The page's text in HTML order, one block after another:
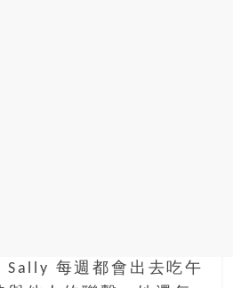
Sally 每週都會出去吃午